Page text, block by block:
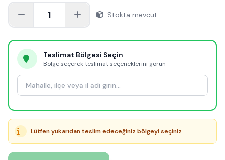
1 Stokta mevcut
Teslimat Bölgesi Seçin
Bölge seçerek teslimat seçeneklerini görün
Lütfen yukarıdan teslim edeceğiniz bölgeyi seçiniz